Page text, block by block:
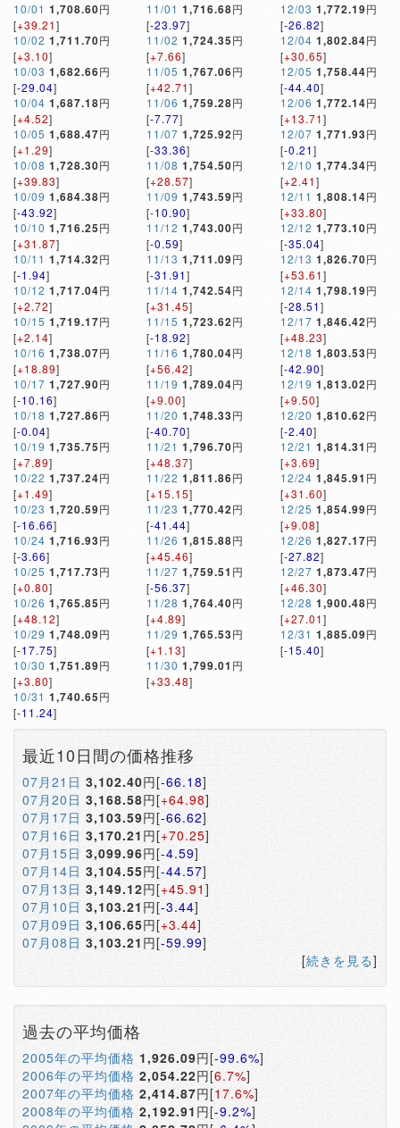
10/01 1,708.60円
[+39.21]
10/02 1,711.70円
[+3.10]
10/03 1,682.66円
[-29.04]
10/04 1,687.18円
[+4.52]
10/05 1,688.47円
[+1.29]
10/08 1,728.30円
[+39.83]
10/09 1,684.38円
[-43.92]
10/10 1,716.25円
[+31.87]
10/11 1,714.32円
[-1.94]
10/12 1,717.04円
[+2.72]
10/15 1,719.17円
[+2.14]
10/16 1,738.07円
[+18.89]
10/17 1,727.90円
[-10.16]
10/18 1,727.86円
[-0.04]
10/19 1,735.75円
[+7.89]
10/22 1,737.24円
[+1.49]
10/23 1,720.59円
[-16.66]
10/24 1,716.93円
[-3.66]
10/25 1,717.73円
[+0.80]
10/26 1,765.85円
[+48.12]
10/29 1,748.09円
[-17.75]
10/30 1,751.89円
[+3.80]
10/31 1,740.65円
[-11.24]
11/01 1,716.68円
[-23.97]
11/02 1,724.35円
[+7.66]
11/05 1,767.06円
[+42.71]
11/06 1,759.28円
[-7.77]
11/07 1,725.92円
[-33.36]
11/08 1,754.50円
[+28.57]
11/09 1,743.59円
[-10.90]
11/12 1,743.00円
[-0.59]
11/13 1,711.09円
[-31.91]
11/14 1,742.54円
[+31.45]
11/15 1,723.62円
[-18.92]
11/16 1,780.04円
[+56.42]
11/19 1,789.04円
[+9.00]
11/20 1,748.33円
[-40.70]
11/21 1,796.70円
[+48.37]
11/22 1,811.86円
[+15.15]
11/23 1,770.42円
[-41.44]
11/26 1,815.88円
[+45.46]
11/27 1,759.51 円
[-56.37]
11/28 1,764.40円
[+4.89]
11/29 1,765.53円
[+1.13]
11/30 1,799.01 円
[+33.48]
12/03 1,772.19円
[-26.82]
12/04 1,802.84円
[+30.65]
12/05 1,758.44円
[-44.40]
12/06 1,772.14円
[+13.71]
12/07 1,771.93円
[-0.21]
12/10 1,774.34円
[+2.41]
12/11 1,808.14円
[+33.80]
12/12 1,773.10円
[-35.04]
12/13 1,826.70円
[+53.61]
12/14 1,798.19円
[-28.51]
12/17 1,846.42円
[+48.23]
12/18 1,803.53円
[-42.90]
12/19 1,813.02円
[+9.50]
12/20 1,810.62円
[-2.40]
12/21 1,814.31 円
[+3.69]
12/24 1,845.91 円
[+31.60]
12/25 1,854.99円
[+9.08]
12/26 1,827.17円
[-27.82]
12/27 1,873.47円
[+46.30]
12/28 1,900.48円
[+27.01]
12/31 1,885.09円
[-15.40]
最近10日間の価格推移
07月21日 3,102.40円[-66.18]
07月20日 3,168.58円[+64.98]
07月17日 3,103.59円[-66.62]
07月16日 3,170.21 円[+70.25]
07月15日 3,099.96円[-4.59]
07月14日 3,104.55円[-44.57]
07月13日 3,149.12円[+45.91 ]
07月10日 3,103.21円[-3.44]
07月09日 3,106.65円[+3.44]
07月08日 3,103.21 円[-59.99]
[続きを見る]
過去の平均価格
2005年の平均価格 1,926.09円[-99.6%]
2006年の平均価格 2,054.22円[6.7%]
2007年の平均価格 2,414.87円[17.6%]
2008年の平均価格 2,192.91 円[-9.2%]